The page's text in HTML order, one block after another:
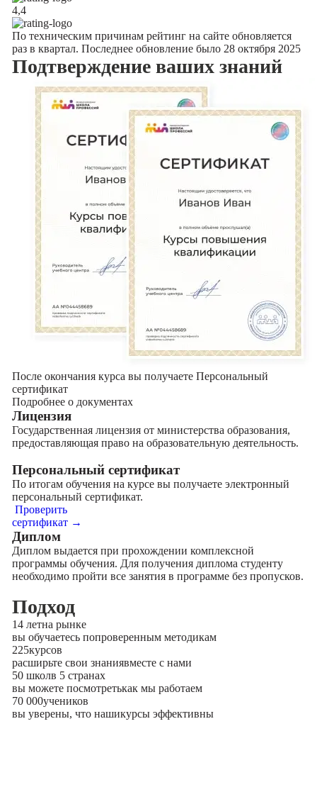
4,4
По техническим причинам рейтинг на сайте обновляется
раз в квартал. Последнее обновление было 28 октября 2025
Подтверждение ваших знаний
После окончания курса вы получаете Персональный
сертификат
Подробнее о документах
Лицензия
Государственная лицензия от министерства образования,
предоставляющая право на образовательную деятельность.
Персональный сертификат
По итогам обучения на курсе вы получаете электронный
персональный сертификат.
Проверить
сертификат →
Диплом
Диплом выдается при прохождении комплексной
программы обучения. Для получения диплома студенту
необходимо пройти все занятия в программе без пропусков.
Подход
14 летна рынке
вы обучаетесь попроверенным методикам
225курсов
расширьте свои знаниявместе с нами
50 школв 5 странах
вы можете посмотретькак мы работаем
70 000учеников
вы уверены, что нашикурсы эффективны